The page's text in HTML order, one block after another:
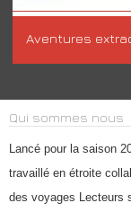
Aventures
Qui sommes nous
Lancé pour la saison
travaillé en étroite
des voyages Lecteurs